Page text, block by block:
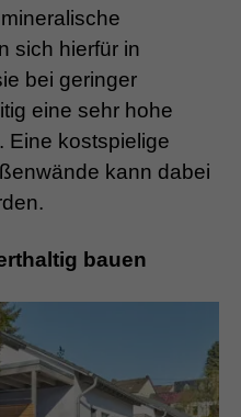
sich hierfür in
bei geringer
eine sehr hohe
Eine kostspielige
kann dabei
bauen